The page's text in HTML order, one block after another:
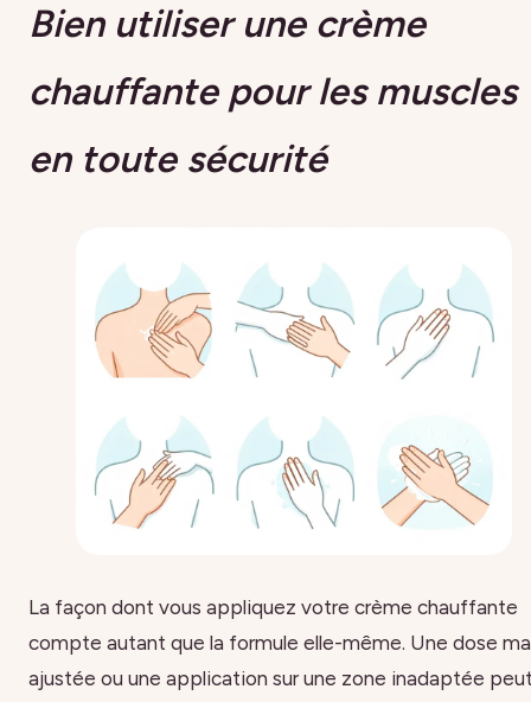
Bien utiliser une crème
chauffante pour les muscles
en toute sécurité
La façon dont vous appliquez votre crème chauffante
compte autant que la formule elle-même. Une dose
ajustée ou une application sur une zone inadaptée